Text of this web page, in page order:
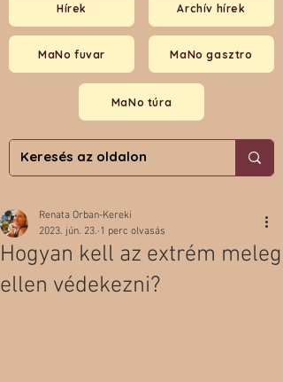
Hírek
MaNo fuvar MaNo gasztro
MaNo túra
Archív hírek
Hogyan kell az extrém meleg
ellen védekezni?
Renata Orban-Kereki
2023. jún. 23. 1 perc olvasás